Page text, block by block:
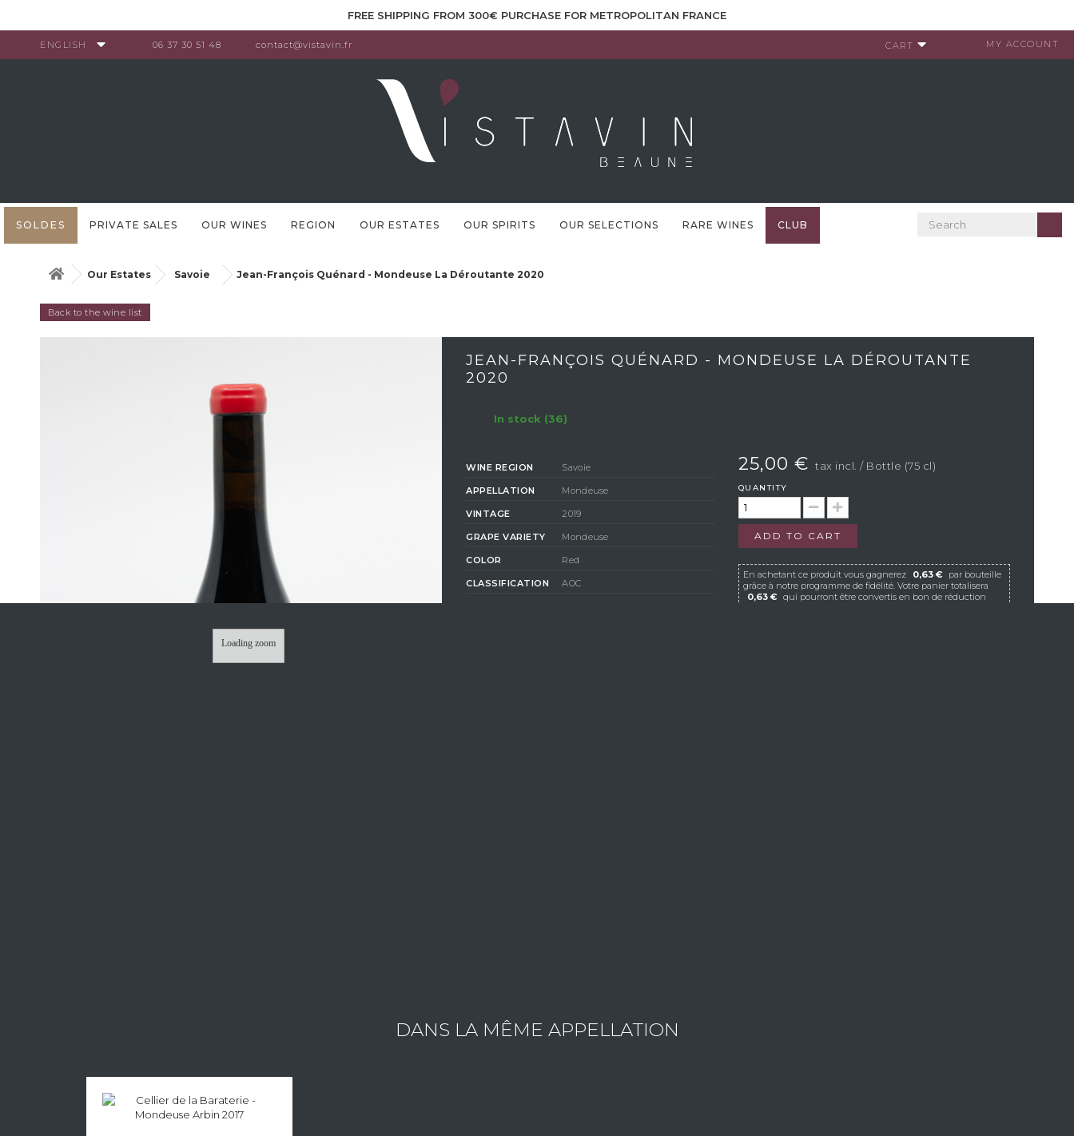
FREE SHIPPING FROM 300€ PURCHASE FOR METROPOLITAN FRANCE
MY ACCOUNT
ENGLISH 06 37 30 51 48 contact@vistavin.fr CART
SOLDES PRIVATE SALES OUR WINES REGION OUR ESTATES OUR SPIRITS OUR SELECTIONS RARE WINES CLUB
Our Estates Savoie Jean-François Quénard - Mondeuse La Déroutante 2020
Back to the wine list
Loading zoom
JEAN-FRANÇOIS QUÉNARD - MONDEUSE LA DÉROUTANTE
2020
In stock (36)
WINE REGION Savoie
APPELLATION Mondeuse
VINTAGE 2019
GRAPE VARIETY Mondeuse
COLOR Red
CLASSIFICATION AOC
25,00 € tax incl. / Bottle (75 cl)
QUANTITY
ADD TO CART
En achetant ce produit vous gagnerez 0,63 €
par bouteille
grâce à notre programme de fidélité. Votre panier totalisera
0,63 € qui pourront être convertis en bon de réduction
DANS LA MÊME APPELLATION